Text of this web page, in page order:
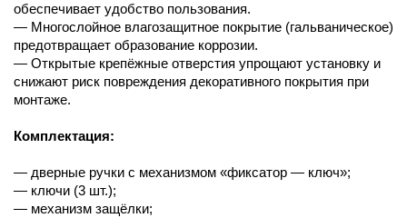
обеспечивает удобство пользования.
— Многослойное влагозащитное покрытие (гальваническое)
предотвращает образование коррозии.
— Открытые крепёжные отверстия упрощают установку и
снижают риск повреждения декоративного покрытия при
монтаже.
Комплектация:
— дверные ручки с механизмом «фиксатор — ключ»;
— ключи (3 шт.);
— механизм защёлки;